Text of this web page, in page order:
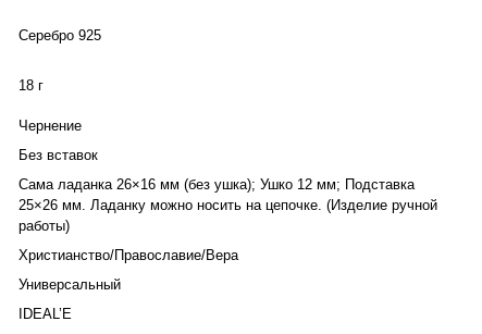
Серебро 925
18 г
Чернение
Без вставок
Сама ладанка 26×16 мм (без ушка); Ушко 12 мм; Подставка
25×26 мм. Ладанку можно носить на цепочке. (Изделие ручной
работы)
Христианство/Православие/Вера
Универсальный
IDEAL’E